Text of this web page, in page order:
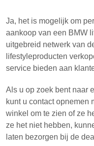
Ja, het is mogelijk om
aankoop van een BMW
uitgebreid netwerk van
lifestyleproducten
service bieden aan
Als u op zoek bent naar
kunt u contact opnemen
winkel om te zien of ze
ze het niet hebben,
laten bezorgen bij de